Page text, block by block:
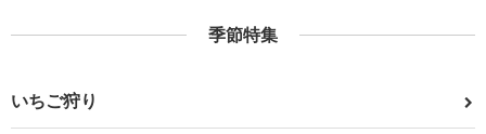
季節特集
いちご狩り